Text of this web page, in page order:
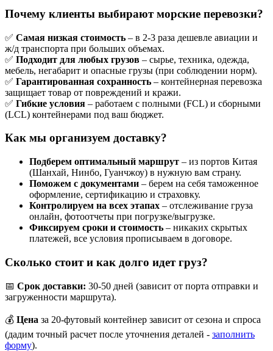
Почему клиенты выбирают морские перевозки?
✅ Самая низкая стоимость – в 2-3 раза дешевле авиации и
ж/д транспорта при больших объемах.
✅ Подходит для любых грузов – сырье, техника, одежда,
мебель, негабарит и опасные грузы (при соблюдении норм).
✅ Гарантированная сохранность – контейнерная перевозка
защищает товар от повреждений и кражи.
✅ Гибкие условия – работаем с полными (FCL) и сборными
(LCL) контейнерами под ваш бюджет.
Как мы организуем доставку?
Подберем оптимальный маршрут – из портов Китая
(Шанхай, Нинбо, Гуанчжоу) в нужную вам страну.
Поможем с документами – берем на себя таможенное
оформление, сертификацию и страховку.
Контролируем на всех этапах – отслеживание груза
онлайн, фотоотчеты при погрузке/выгрузке.
Фиксируем сроки и стоимость – никаких скрытых
платежей, все условия прописываем в договоре.
Сколько стоит и как долго идет груз?
📅 Срок доставки: 30-50 дней (зависит от порта отправки и
загруженности маршрута).
💰 Цена за 20-футовый контейнер зависит от сезона и спроса
(дадим точный расчет после уточнения деталей - заполнить
форму).